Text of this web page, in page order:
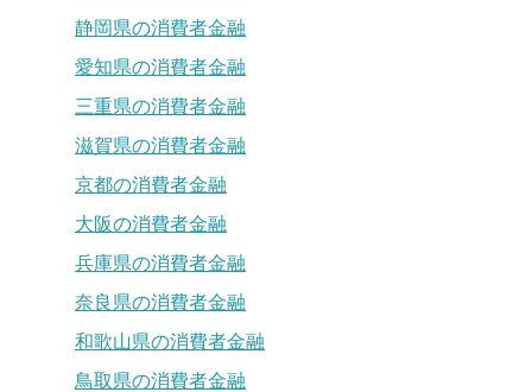
静岡県の消費者金融
愛知県の消費者金融
三重県の消費者金融
滋賀県の消費者金融
京都の消費者金融
大阪の消費者金融
兵庫県の消費者金融
奈良県の消費者金融
和歌山県の消費者金融
鳥取県の消費者金融